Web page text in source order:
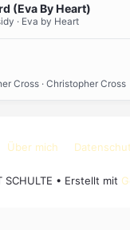
(Eva By Heart)
· Eva by Heart
Cross · Christopher Cross
Über mich
• Erstellt mit